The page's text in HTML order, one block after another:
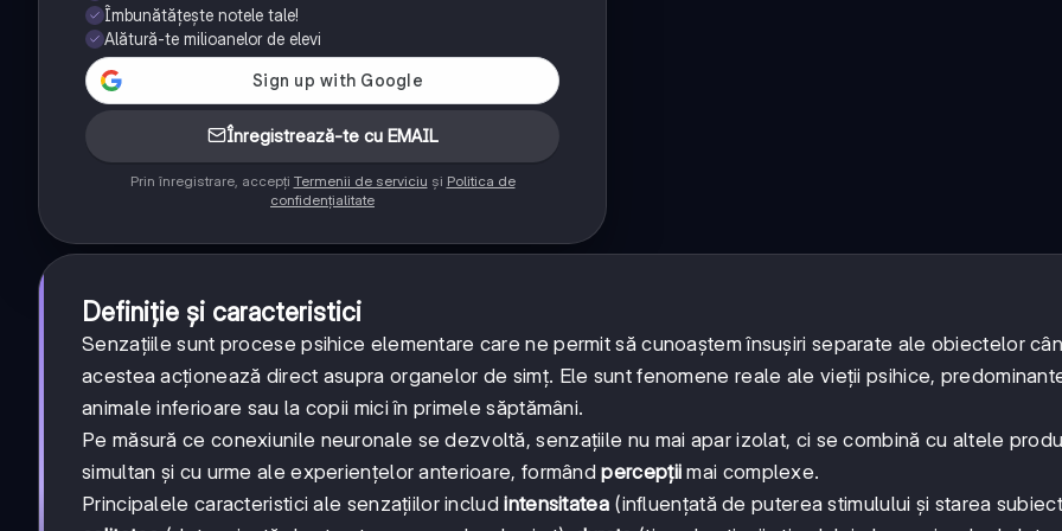
Îmbunătățește notele tale!
Alătură-te milioanelor de elevi
Înregistrează-te cu EMAIL
Prin înregistrare, accepți Termenii de serviciu și Politica de
confidențialitate
Definiție și caracteristici
Senzațiile sunt procese psihice elementare care ne permit să cunoaștem însușiri separate ale obiectelor
acestea acționează direct asupra organelor de simț. Ele sunt fenomene reale ale vieții psihice,
animale inferioare sau la copii mici în primele săptămâni.
Pe măsură ce conexiunile neuronale se dezvoltă, senzațiile nu mai apar izolat, ci se combină cu altele
simultan și cu urme ale experiențelor anterioare, formândpercepții mai complexe.
Principalele caracteristici ale senzațiilor includintensitatea(influențată de puterea stimulului și starea